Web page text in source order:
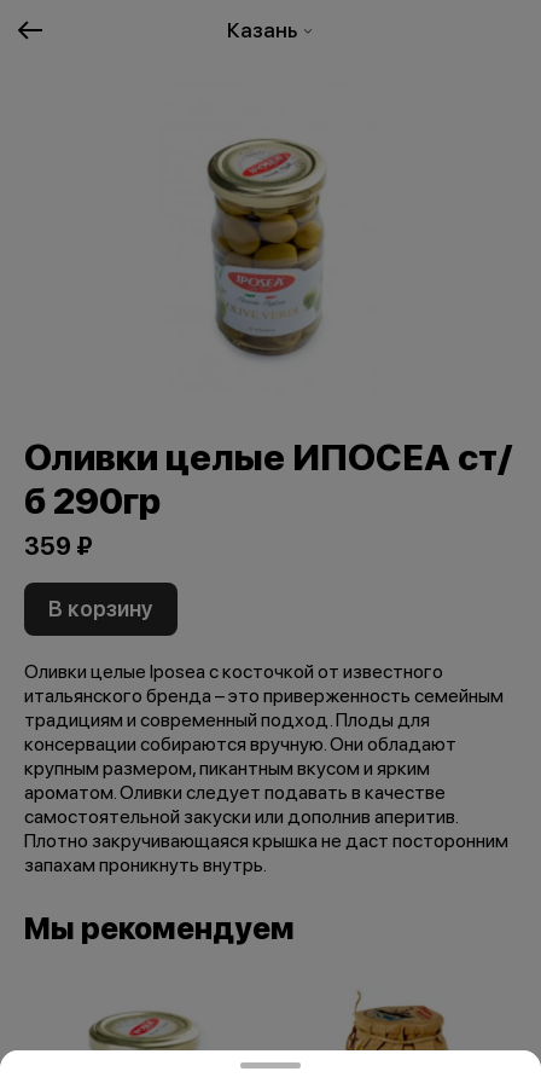
Казань
Оливки целые ИПОСЕА ст/
б 290гр
359 ₽
В корзину
Оливки целые Iposea с косточкой от известного
итальянского бренда – это приверженность семейным
традициям и современный подход. Плоды для
консервации собираются вручную. Они обладают
крупным размером, пикантным вкусом и ярким
ароматом. Оливки следует подавать в качестве
самостоятельной закуски или дополнив аперитив.
Плотно закручивающаяся крышка не даст посторонним
запахам проникнуть внутрь.
Мы рекомендуем